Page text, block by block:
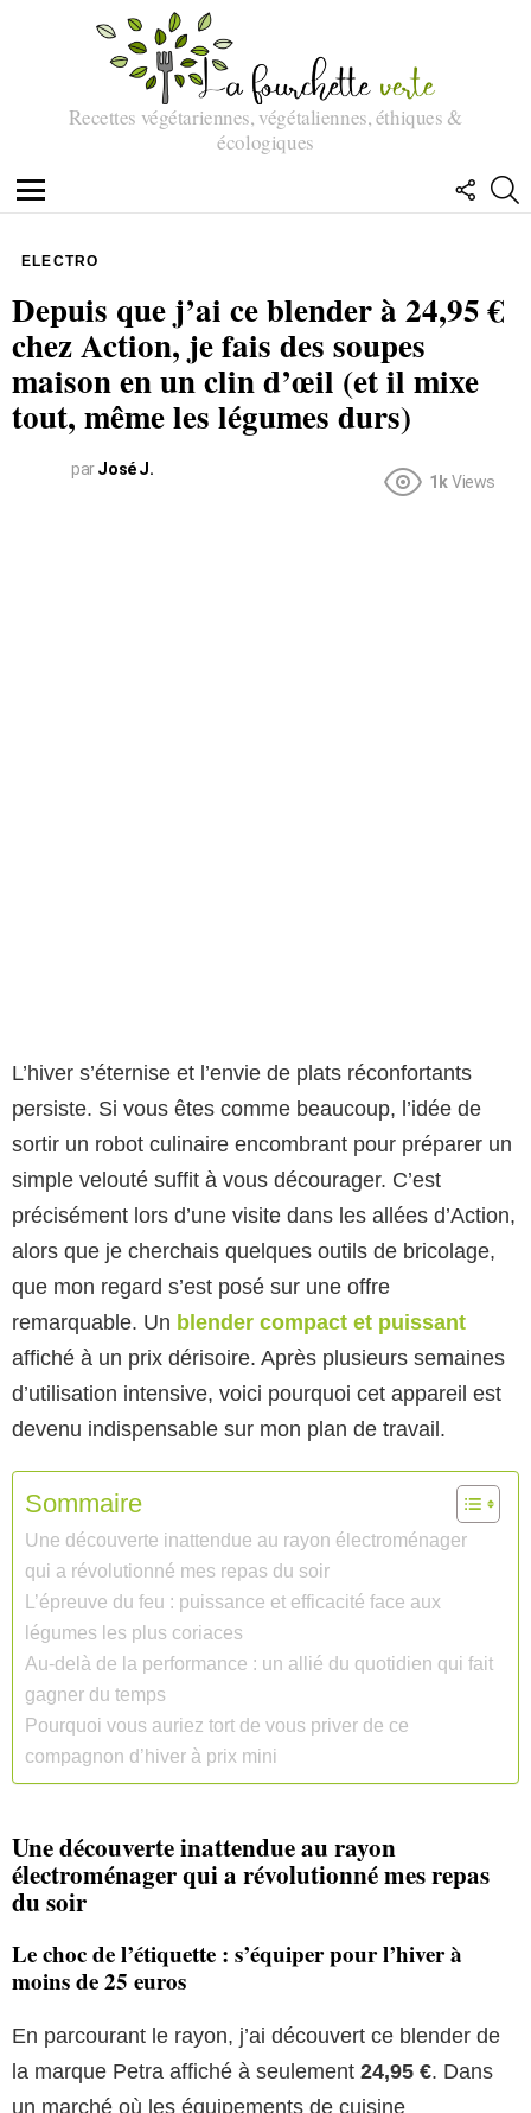
Recettes végétariennes, végétaliennes, éthiques &
écologiques
Menu
NOUS
ELECTRO
Depuis que j’ai ce blender à 24,95 €
chez Action, je fais des soupes
maison en un clin d’œil (et il mixe
tout, même les légumes durs)
par José J.
1k Views
L’hiver s’éternise et l’envie de plats réconfortants
persiste. Si vous êtes comme beaucoup, l’idée de
sortir un robot culinaire encombrant pour préparer un
simple velouté suffit à vous décourager. C’est
précisément lors d’une visite dans les allées d’Action,
alors que je cherchais quelques outils de bricolage,
que mon regard s’est posé sur une offre
remarquable. Un blender compact et puissant
affiché à un prix dérisoire. Après plusieurs semaines
d’utilisation intensive, voici pourquoi cet appareil est
devenu indispensable sur mon plan de travail.
Sommaire
Une découverte inattendue au rayon électroménager
qui a révolutionné mes repas du soir
L’épreuve du feu : puissance et efficacité face aux
légumes les plus coriaces
Au-delà de la performance : un allié du quotidien qui fait
gagner du temps
Pourquoi vous auriez tort de vous priver de ce
compagnon d’hiver à prix mini
Une découverte inattendue au rayon
électroménager qui a révolutionné mes repas
du soir
Le choc de l’étiquette : s’équiper pour l’hiver à
moins de 25 euros
En parcourant le rayon, j’ai découvert ce blender de
la marque Petra affiché à seulement 24,95 €. Dans
un marché où les équipements de cuisine